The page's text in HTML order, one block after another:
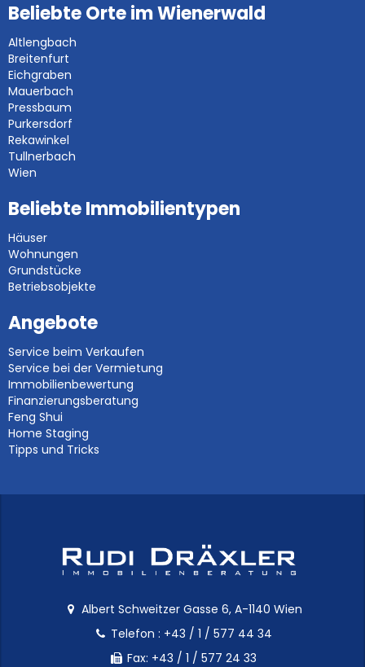
Beliebte Orte im Wienerwald
Altlengbach
Breitenfurt
Eichgraben
Mauerbach
Pressbaum
Purkersdorf
Rekawinkel
Tullnerbach
Wien
Beliebte Immobilientypen
Häuser
Wohnungen
Grundstücke
Betriebsobjekte
Angebote
Service beim Verkaufen
Service bei der Vermietung
Immobilienbewertung
Finanzierungsberatung
Feng Shui
Home Staging
Tipps und Tricks
Albert Schweitzer Gasse 6, A-1140 Wien
Telefon : +43 / 1 / 577 44 34
Fax: +43 / 1 / 577 24 33